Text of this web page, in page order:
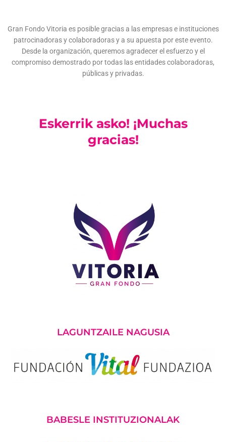
Gran Fondo Vitoria es posible gracias a las empresas e instituciones
patrocinadoras y colaboradoras y a su apuesta por este evento.
Desde la organización, queremos agradecer el esfuerzo y el
compromiso demostrado por todas las entidades colaboradoras,
públicas y privadas.
Eskerrik asko! ¡Muchas
gracias!
LAGUNTZAILE NAGUSIA
BABESLE INSTITUZIONALAK